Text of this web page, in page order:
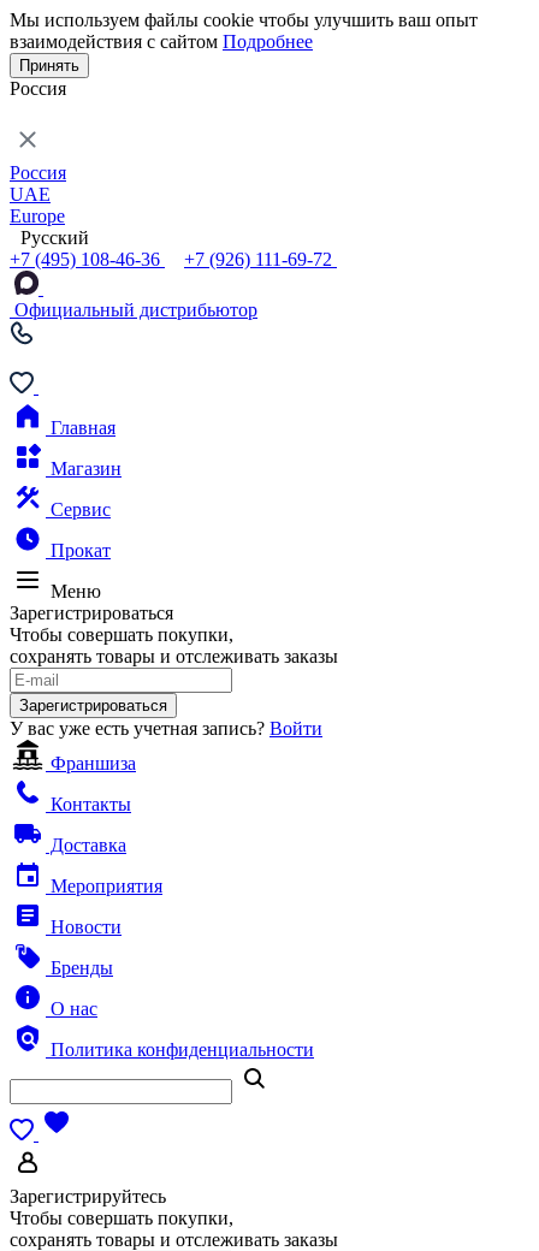
Мы используем файлы cookie чтобы улучшить ваш опыт
взаимодействия с сайтом Подробнее
Принять
Россия
Россия
UAE
Europe
Русский
+7 (495) 108-46-36
+7 (926) 111-69-72
Официальный дистрибьютор
Главная
Магазин
Сервис
Прокат
Меню
Зарегистрироваться
Чтобы совершать покупки,
сохранять товары и отслеживать заказы
Зарегистрироваться
У вас уже есть учетная запись? Войти
Франшиза
Контакты
Доставка
Мероприятия
Новости
Бренды
О нас
Политика конфиденциальности
Зарегистрируйтесь
Чтобы совершать покупки,
сохранять товары и отслеживать заказы